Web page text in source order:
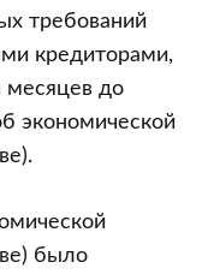
требований
кредиторами,
месяцев до
экономической
было